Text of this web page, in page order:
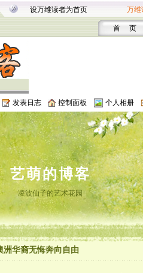
设万维读者为首页 万维
首 页
发表日志 控制面板 个人相册
艺萌的博客
凌波仙子的艺术花园
洲华裔无悔奔向自由